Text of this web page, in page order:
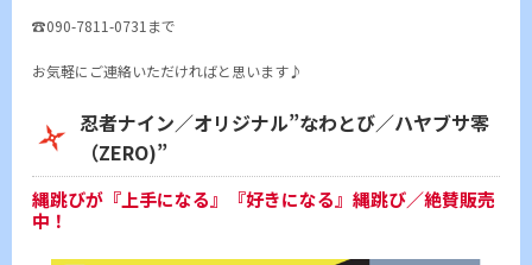
☎090-7811-0731まで
お気軽にご連絡いただければと思います♪
忍者ナイン／オリジナル”なわとび／ハヤブサ零
（ZERO)”
縄跳びが『上手になる』『好きになる』縄跳び／絶賛販売
中！